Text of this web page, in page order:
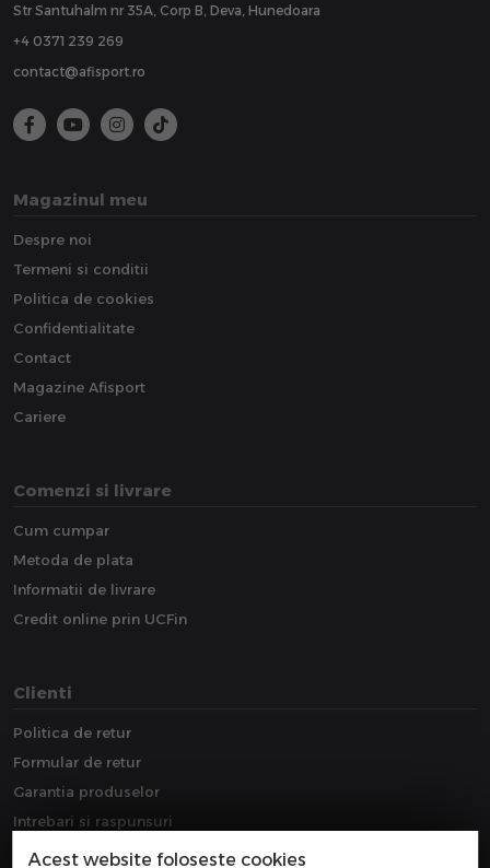
Str Santuhalm nr 35A, Corp B, Deva, Hunedoara
+4 0371 239 269
contact@afisport.ro
Magazinul meu
Despre noi
Termeni si conditii
Politica de cookies
Confidentialitate
Contact
Magazine Afisport
Cariere
Comenzi si livrare
Cum cumpar
Metoda de plata
Informatii de livrare
Credit online prin UCFin
Clienti
Politica de retur
Formular de retur
Garantia produselor
Intrebari si raspunsuri
Downloads
Acest website foloseste cookies